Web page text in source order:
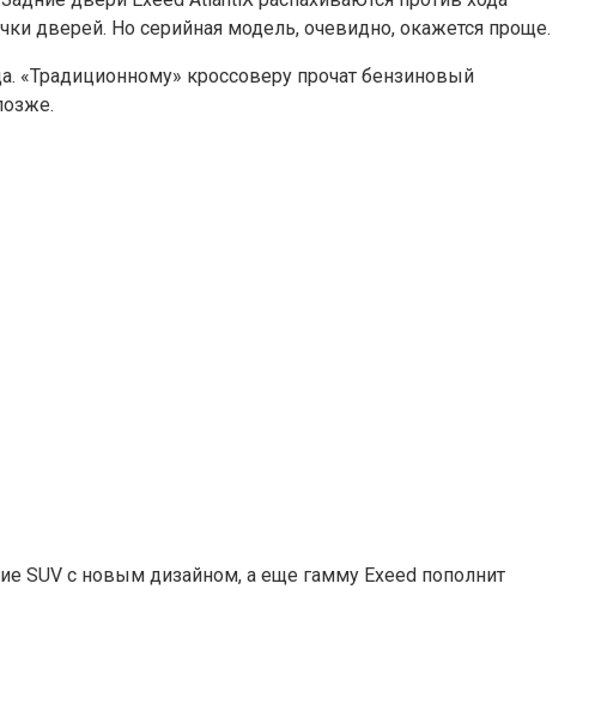
дверей. Но серийная модель, очевидно, окажется проще.
«Традиционному» кроссоверу прочат бензиновый
SUV с новым дизайном, а еще гамму Exeed пополнит